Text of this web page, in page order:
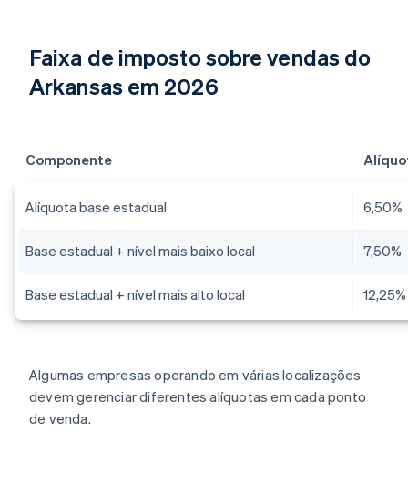
Faixa de imposto sobre vendas do
Arkansas em 2026
Componente
Alíquota base estadual 6,50%
Base estadual + nível mais baixo local 7,50%
Base estadual + nível mais alto local 12,25%
Algumas empresas operando em várias localizações
devem gerenciar diferentes alíquotas em cada ponto
de venda.